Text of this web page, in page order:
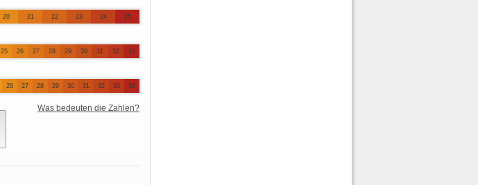
20 21 22 23 24 25
25 26 27 28 29 30 31 32 33
26 27 28 29 30 31 32 33 34
Was bedeuten die Zahlen?